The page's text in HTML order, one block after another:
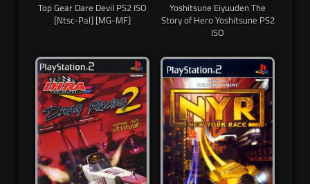
Top Gear Dare Devil PS2 ISO
[Ntsc-Pal] [MG-MF]
Yoshitsune Eiyuuden The
Story of Hero Yoshitsune PS2
ISO